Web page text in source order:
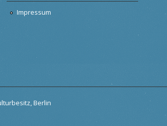
Impressum
Berlin